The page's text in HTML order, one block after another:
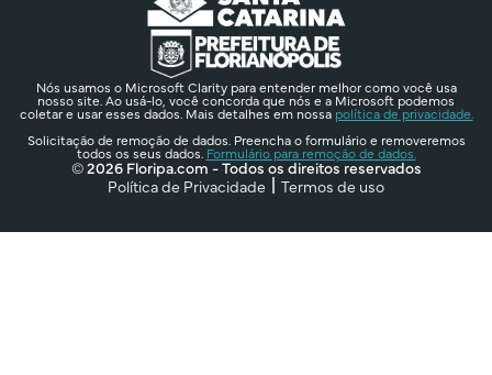
Nós usamos o Microsoft Clarity para entender melhor como você usa
nosso site. Ao usá-lo, você concorda que nós e a Microsoft podemos
coletar e usar esses dados. Mais detalhes em nossa política de privacidade.
Solicitação de remoção de dados. Preencha o formulário e removeremos
todos os seus dados. Formulário para remoção de dados.
© 2026 Floripa.com - Todos os direitos reservados
Política de Privacidade
Termos de uso